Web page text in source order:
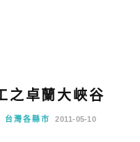
之卓蘭大峽谷
台灣各縣市 2011-05-10